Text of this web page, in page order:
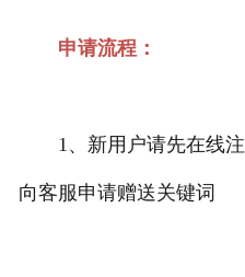
申请流程：
1、新用户请先在线
向客服申请赠送关键词